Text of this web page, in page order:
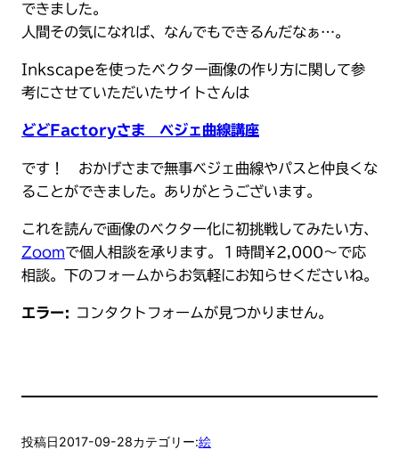
できました。
人間その気になれば、なんでもできるんだなぁ…。
Inkscapeを使ったベクター画像の作り方に関して参
考にさせていただいたサイトさんは
どどFactoryさま ベジェ曲線講座
です！ おかげさまで無事ベジェ曲線やパスと仲良くな
ることができました。ありがとうございます。
これを読んで画像のベクター化に初挑戦してみたい方、
Zoomで個人相談を承ります。１時間¥2,000〜で応
相談。下のフォームからお気軽にお知らせくださいね。
エラー: コンタクトフォームが見つかりません。
投稿日2017-09-28カテゴリー:絵